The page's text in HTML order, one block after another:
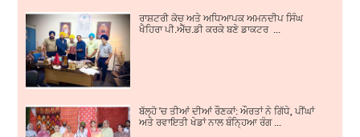
ਰਾਸ਼ਟਰੀ ਕੋਚ ਅਤੇ ਅਧਿਆਪਕ ਅਮਨਦੀਪ ਸਿੰਘ
ਖੈਹਿਰਾ ਪੀ.ਐੱਚ.ਡੀ ਕਰਕੇ ਬਣੇ ਡਾਕਟਰ ...
ਬੱਲ੍ਹੋ 'ਚ ਤੀਆਂ ਦੀਆਂ ਰੌਣਕਾਂ: ਔਰਤਾਂ ਨੇ ਗਿੱਧੇ, ਪੀਂਘਾਂ
ਅਤੇ ਰਵਾਇਤੀ ਖੇਡਾਂ ਨਾਲ ਬੰਨ੍ਹਿਆ ਰੰਗ ...